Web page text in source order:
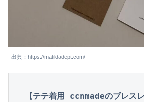
出典：https://matildadept.com/
【テテ着用 ccnmadeのブレスレ